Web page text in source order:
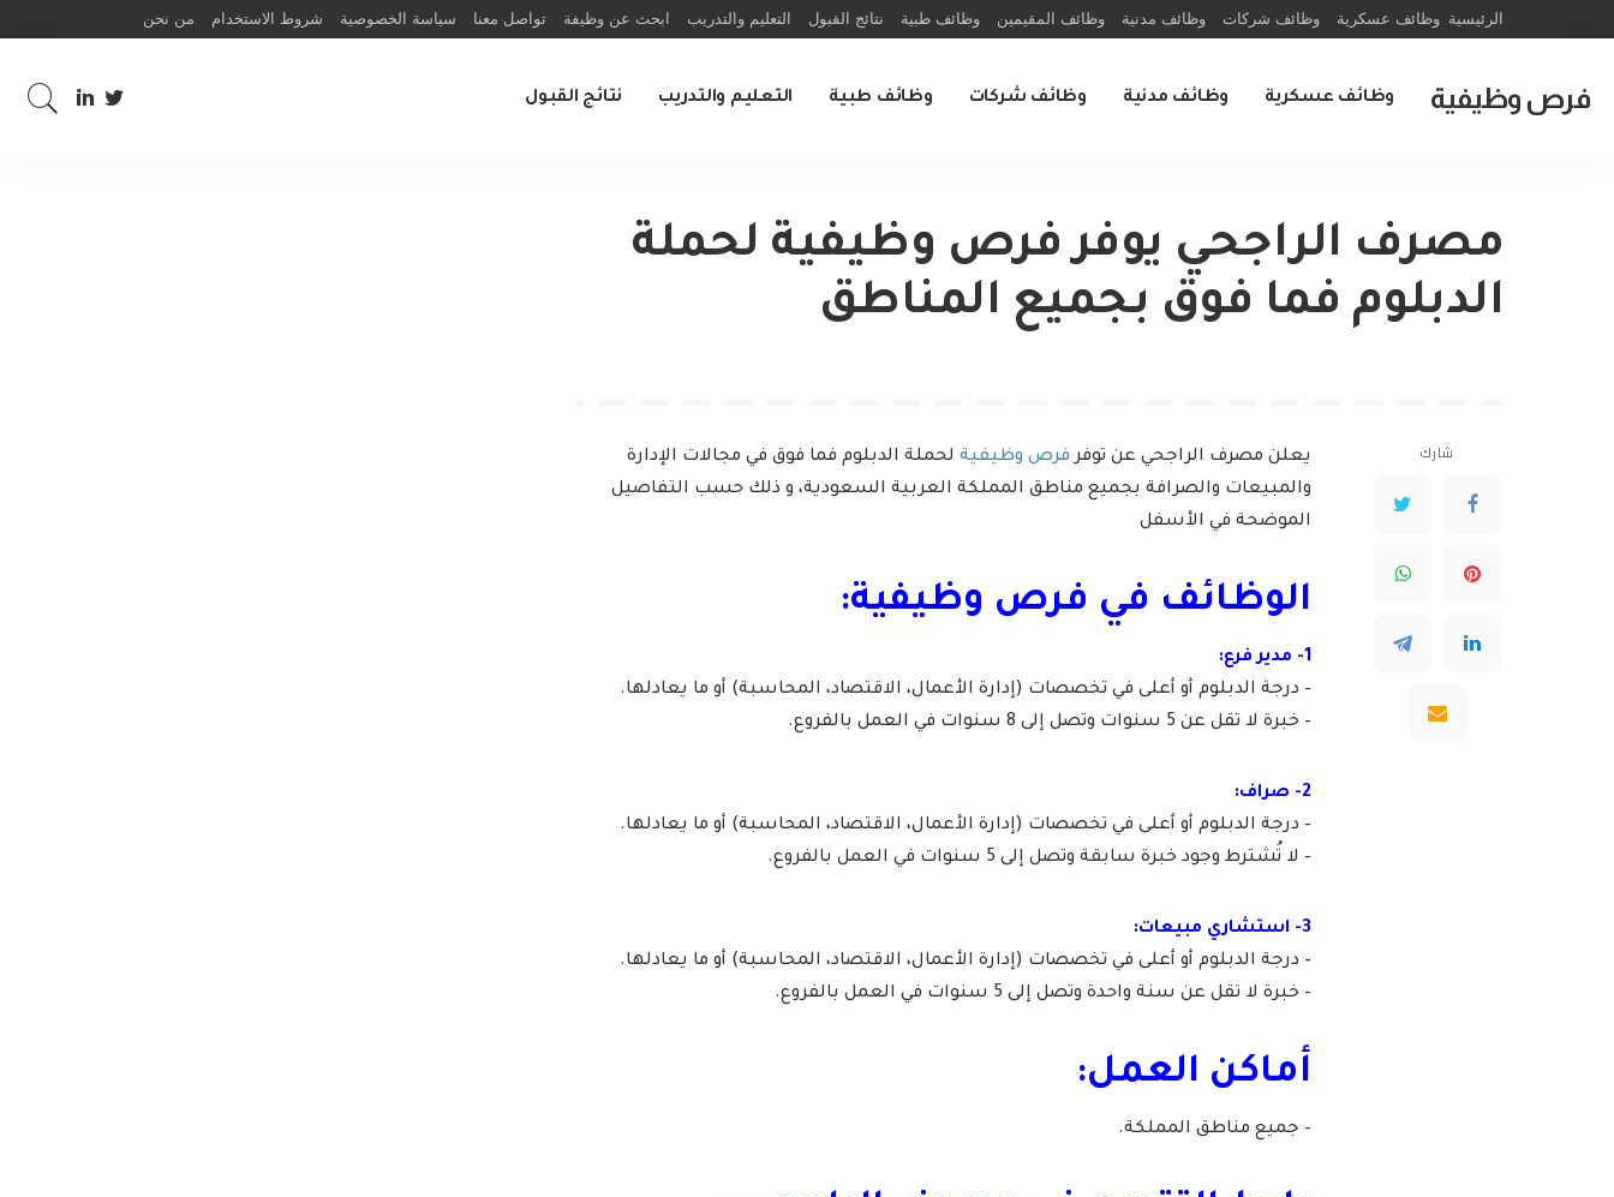
الرئيسية وظائف عسكرية وظائف شركات وظائف مدنية وظائف المقيمين وظائف طبية نتائج القبول التعليم والتدريب ابحث عن وظيفة تواصل معنا سياسة الخصوصية شروط الاستخدام من نحن
فرص وظيفية وظائف عسكرية وظائف مدنية وظائف شركات وظائف طبية التعليم والتدريب نتائج القبول
مصرف الراجحي يوفر فرص وظيفية لحملة
الدبلوم فما فوق بجميع المناطق
شارك يعلن مصرف الراجحي عن توفرفرص وظيفية لحملة الدبلوم فما فوق في مجالات الإدارة
والمبيعات والصرافة بجميع مناطق المملكة العربية السعودية، و ذلك حسب التفاصيل
الموضحة في الأسفل
الوظائف في فرص وظيفية:
1- مدير فرع:
– درجة الدبلوم أو أعلى في تخصصات (إدارة الأعمال، الاقتصاد، المحاسبة) أو ما يعادلها.
– خبرة لا تقل عن 5 سنوات وتصل إلى 8 سنوات في العمل بالفروع.
2- صراف:
– درجة الدبلوم أو أعلى في تخصصات (إدارة الأعمال، الاقتصاد، المحاسبة) أو ما يعادلها.
– لا تُشترط وجود خبرة سابقة وتصل إلى 5 سنوات في العمل بالفروع.
3- استشاري مبيعات:
– درجة الدبلوم أو أعلى في تخصصات (إدارة الأعمال، الاقتصاد، المحاسبة) أو ما يعادلها.
– خبرة لا تقل عن سنة واحدة وتصل إلى 5 سنوات في العمل بالفروع.
أماكن العمل:
– جميع مناطق المملكة.